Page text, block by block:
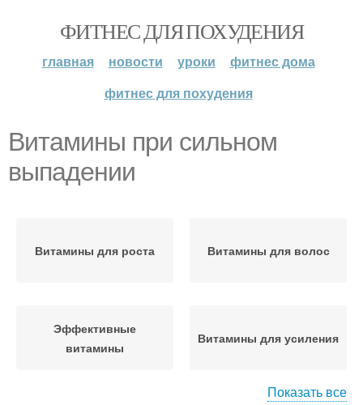
ФИТНЕС ДЛЯ ПОХУДЕНИЯ
главная новости уроки
фитнес дома
фитнес для похудения
Витамины при сильном
выпадении
Витамины для роста Витамины для волос
Эффективные
витамины
Витамины для усиления
Показать все